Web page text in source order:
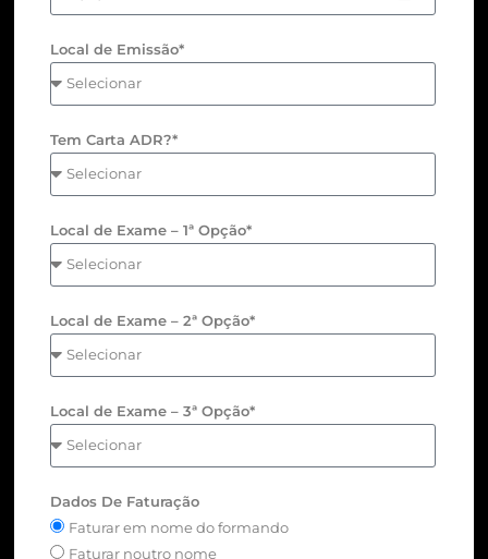
Local de Emissão*
Tem Carta ADR?*
Local de Exame – 1ª Opção*
Local de Exame – 2ª Opção*
Local de Exame – 3ª Opção*
Dados De Faturação
Faturar em nome do formando
Faturar noutro nome